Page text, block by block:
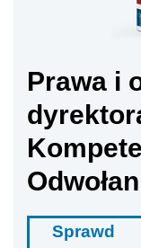
Prawa i
Sprawd